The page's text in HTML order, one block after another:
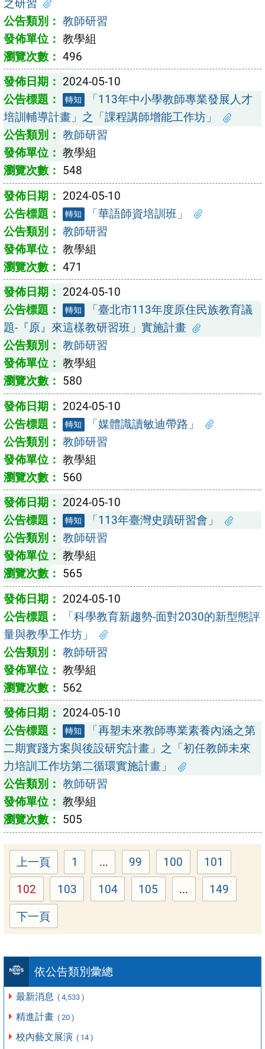
依公告類別彙總
最新消息 ( 4,533 )
精進計畫 ( 20 )
校內藝文展演 ( 14 )
之研習
教師研習
教學組
496
2024-05-10
轉知
「113年中小學教師專業發展人才
培訓輔導計畫」之「課程講師增能工作坊」
教師研習
教學組
548
2024-05-10
轉知
「華語師資培訓班」
教師研習
教學組
471
2024-05-10
轉知
「臺北市113年度原住民族教育議
題-『原』來這樣教研習班」實施計畫
教師研習
教學組
580
2024-05-10
轉知
「媒體識讀敏迪帶路」
教師研習
教學組
560
2024-05-10
轉知
「113年臺灣史蹟研習會」
教師研習
教學組
565
2024-05-10
「科學教育新趨勢-面對2030的新型態評
量與教學工作坊」
教師研習
教學組
562
2024-05-10
轉知
「再塑未來教師專業素養內涵之第
二期實踐方案與後設研究計畫」之「初任教師未來
力培訓工作坊第二循環實施計畫」
教師研習
教學組
505
上一頁 Page
1 ... Page
99 Page
100 Page
101
Page
102 Page
103 Page
104 Page
105 ... Page
149
下一頁